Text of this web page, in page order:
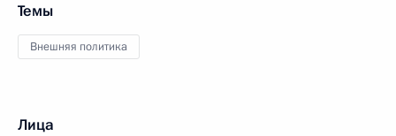
Темы
Внешняя политика
Лица